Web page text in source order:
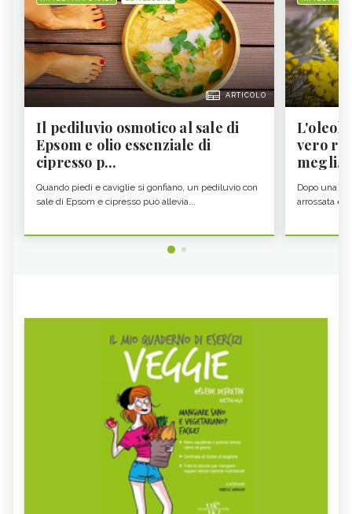
ARTICOLO
Il pediluvio osmotico al sale di
Epsom e olio essenziale di
cipresso p...
Quando piedi e caviglie si gonfiano, un pediluvio con
sale di Epsom e cipresso può allevia...
vero re
megli...
Dopo una
arrossata e